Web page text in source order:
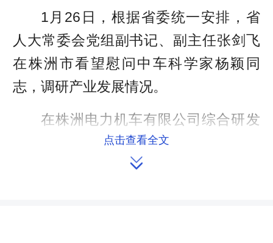
1月26日，根据省委统一安排，省
人大常委会党组副书记、副主任张剑飞
在株洲市看望慰问中车科学家杨颖同
志，调研产业发展情况。
在株洲电力机车有限公司综合研发
中心，杨颖向张剑飞一行介绍了新型磁
浮、新能源技术最新科研成果。张剑飞
点击查看全文
